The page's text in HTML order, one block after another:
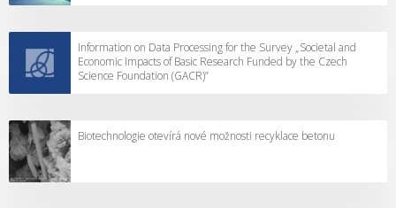
Information on Data Processing for the Survey „Societal and
Economic Impacts of Basic Research Funded by the Czech
Science Foundation (GACR)”
Biotechnologie otevírá nové možnosti recyklace betonu